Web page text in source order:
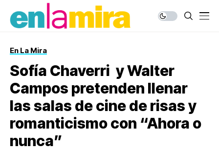
En La Mira
Sofía Chaverri y Walter
Campos pretenden llenar
las salas de cine de risas y
romanticismo con “Ahora o
nunca”